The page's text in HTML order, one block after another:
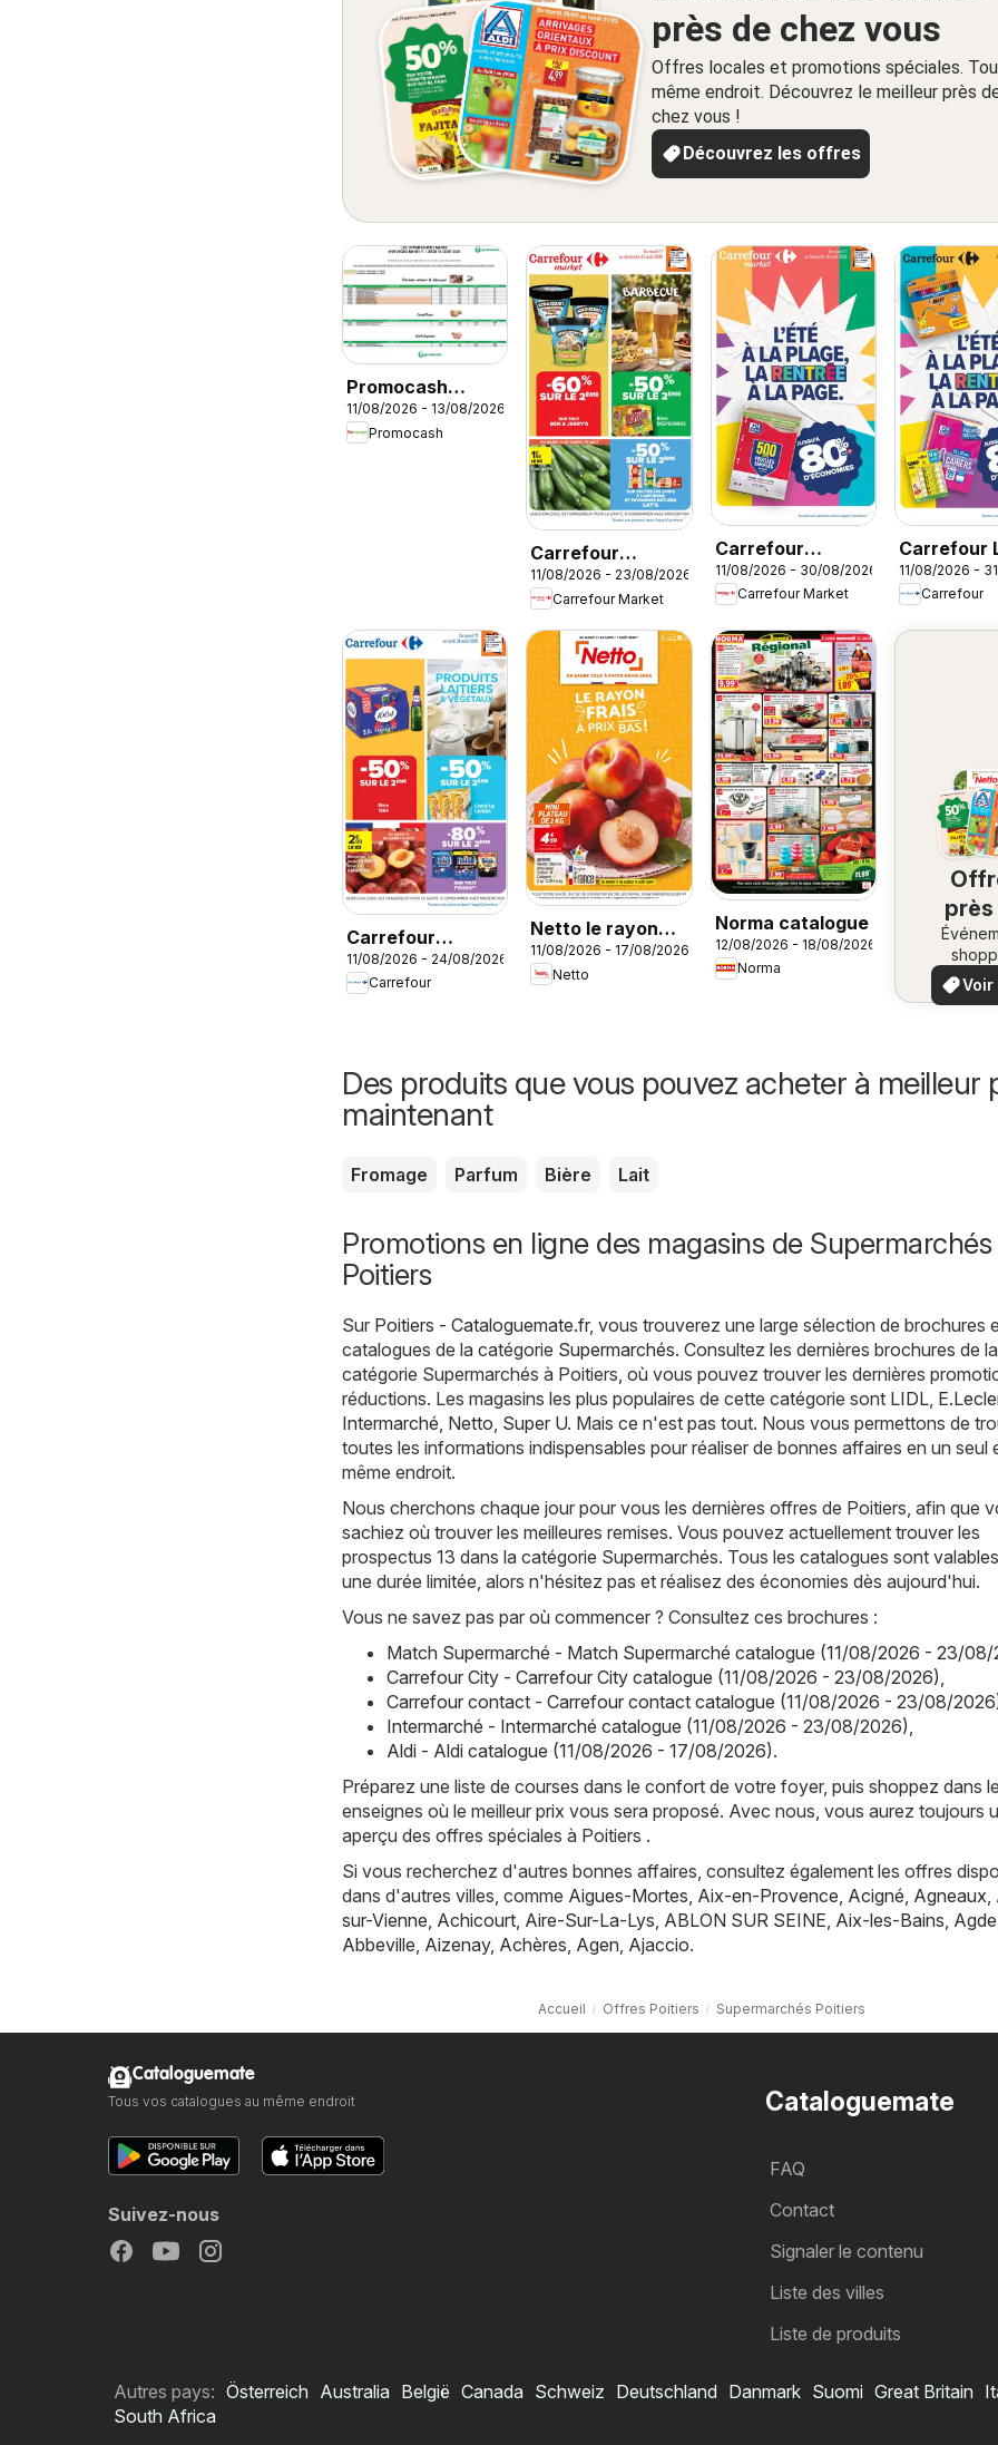
près de chez vous
Offres locales et promotions spéciales.
même endroit. Découvrez le meilleur près
chez vous !
Découvrez les offres
Promocash
Opportunités
Marée
11/08/2026 - 13/08/2026
Promocash
Carrefour
Market Barbecue
11/08/2026 - 23/08/2026
Carrefour Market
Carrefour
Market Rentrée
des classes 3
11/08/2026 - 30/08/2026
Carrefour Market
Carrefour
la plage, la
rentrée à la
11/08/2026 -
Carrefour
Carrefour
Produits laitiers
& végétaux
11/08/2026 - 24/08/2026
Carrefour
Netto le rayon
frais à prix bas
11/08/2026 - 17/08/2026
Netto
Norma catalogue
12/08/2026 - 18/08/2026
Norma
près
locaux
Voir
Des produits que vous pouvez acheter à meilleur
maintenant
Fromage Parfum Bière Lait
Promotions en ligne des magasins de Supermarchés
Poitiers
Sur Poitiers - Cataloguemate.fr, vous trouverez une large sélection de brochures
catalogues de la catégorie Supermarchés. Consultez les dernières brochures de la
catégorie Supermarchés à Poitiers, où vous pouvez trouver les dernières
réductions. Les magasins les plus populaires de cette catégorie sont LIDL
Intermarché Netto Super U. Mais ce n'est pas tout. Nous vous permettons de
toutes les informations indispensables pour réaliser de bonnes affaires en un seul
même endroit.
Nous cherchons chaque jour pour vous les dernières offres de Poitiers, afin que
sachiez où trouver les meilleures remises. Vous pouvez actuellement trouver les
prospectus 13 dans la catégorie Supermarchés. Tous les catalogues sont
une durée limitée, alors n'hésitez pas et réalisez des économies dès aujourd'hui.
Vous ne savez pas par où commencer ? Consultez ces brochures :
Match Supermarché - Match Supermarché catalogue (11/08/2026 - 23/08/
Carrefour City - Carrefour City catalogue (11/08/2026 - 23/08/2026)
Carrefour contact - Carrefour contact catalogue (11/08/2026 - 23/08/
Intermarché - Intermarché catalogue (11/08/2026 - 23/08/2026)
Aldi - Aldi catalogue (11/08/2026 - 17/08/2026).
Préparez une liste de courses dans le confort de votre foyer, puis shoppez dans
enseignes où le meilleur prix vous sera proposé. Avec nous, vous aurez toujours
aperçu des offres spéciales à Poitiers .
Si vous recherchez d'autres bonnes affaires, consultez également les offres
dans d'autres villes, comme Aigues-Mortes Aix-en-Provence Acigné Agneaux
sur-Vienne Achicourt Aire-Sur-La-Lys ABLON SUR SEINE Aix-les-Bains Agde
Abbeville Aizenay, Achères Agen Ajaccio.
Accueil Offres Poitiers Supermarchés Poitiers
Cataloguemate
FAQ
Contact
Signaler le contenu
Liste des villes
Liste de produits
Cataloguemate
Tous vos catalogues au même endroit
Suivez-nous
Autres pays: Österreich Australia België Canada Schweiz Deutschland Danmark Suomi Great Britain
South Africa